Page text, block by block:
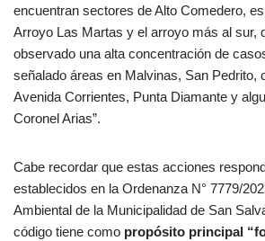
encuentran sectores de Alto Comedero,
Arroyo Las Martas y el arroyo más al sur,
observado una alta concentración de
señalado áreas en Malvinas, San Pedrito,
Avenida Corrientes, Punta Diamante y
Coronel Arias”.
Cabe recordar que estas acciones
establecidos en la Ordenanza N° 7779/
Ambiental de la Municipalidad de San
código tiene como propósito principal